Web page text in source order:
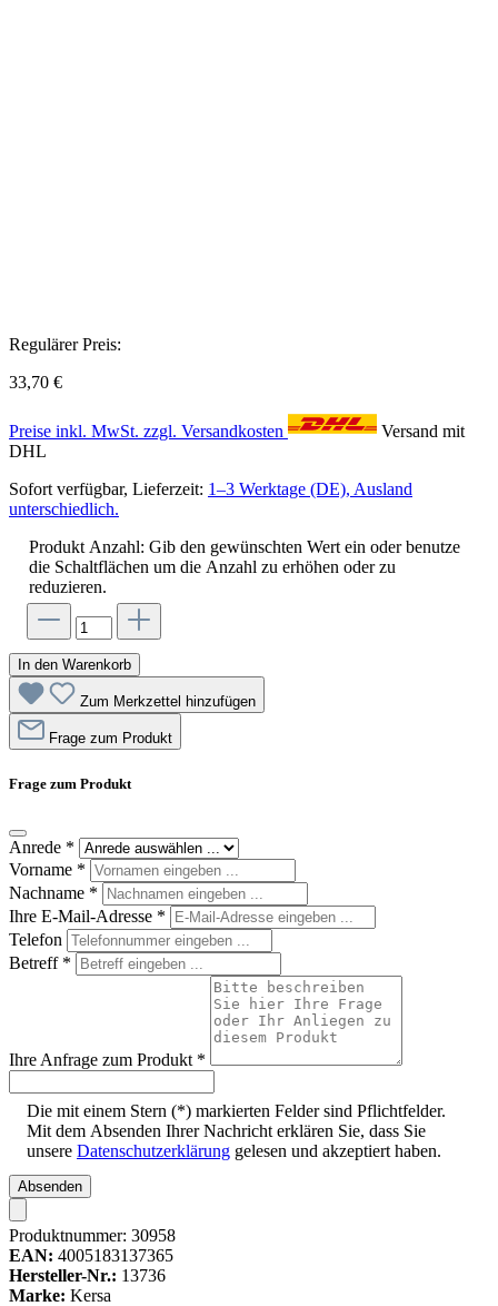
Regulärer Preis:
33,70 €
Preise inkl. MwSt. zzgl. Versandkosten
Versand mit
DHL
Sofort verfügbar, Lieferzeit: 1–3 Werktage (DE), Ausland
unterschiedlich.
Produkt Anzahl: Gib den gewünschten Wert ein oder benutze
die Schaltflächen um die Anzahl zu erhöhen oder zu
reduzieren.
In den Warenkorb
Zum Merkzettel hinzufügen
Frage zum Produkt
Frage zum Produkt
Anrede *
Vorname *
Nachname *
Ihre E-Mail-Adresse *
Telefon
Betreff *
Ihre Anfrage zum Produkt *
Die mit einem Stern (*) markierten Felder sind Pflichtfelder.
Mit dem Absenden Ihrer Nachricht erklären Sie, dass Sie
unsere Datenschutzerklärung gelesen und akzeptiert haben.
Absenden
Produktnummer: 30958
EAN: 4005183137365
Hersteller-Nr.: 13736
Marke: Kersa